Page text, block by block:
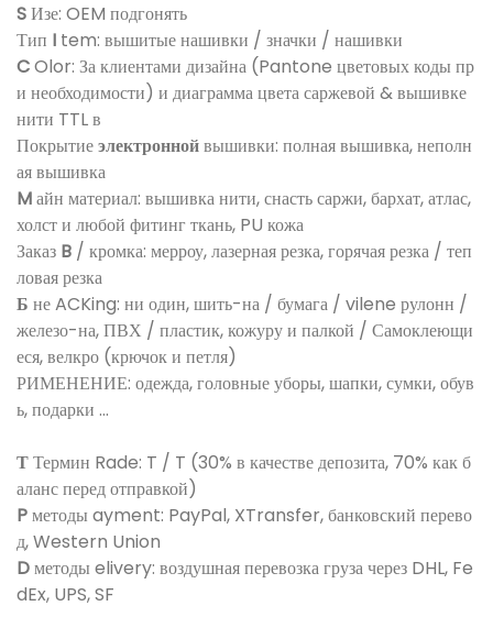
SИзе: OEM подгонять
Тип I tem: вышитые нашивки / значки / нашивки
COlor: За клиентами дизайна (Pantone цветовых коды пр
и необходимости) и диаграмма цвета саржевой & вышивке
нити TTL в
Покрытиеэлектроннойвышивки: полная вышивка, неполн
ая вышивка
Mайн материал: вышивка нити, снасть саржи, бархат, атлас,
холст и любой фитинг ткань, PU кожа
Заказ B / кромка: мерроу, лазерная резка, горячая резка / теп
ловая резка
Б не ACKing: ни один, шить-на / бумага / vilene рулонн /
железо-на, ПВХ / пластик, кожуру и палкой / Самоклеющи
еся, велкро (крючок и петля)
РИМЕНЕНИЕ: одежда, головные уборы, шапки, сумки, обув
ь, подарки ...
ТТермин Rade: T / T (30% в качестве депозита, 70% как б
аланс перед отправкой)
Pметоды ayment: PayPal, XTransfer, банковский перево
д, Western Union
Dметоды elivery: воздушная перевозка груза через DHL, Fe
dEx, UPS, SF